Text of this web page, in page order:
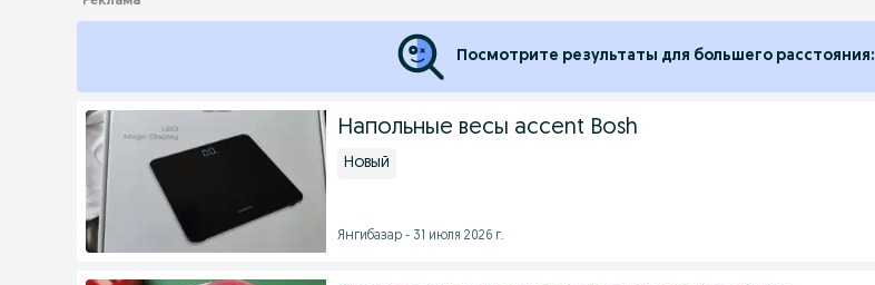
Посмотрите результаты для большего расстояния:
Напольные весы accent Bosh
Новый
Янгибазар - 31 июля 2026 г.